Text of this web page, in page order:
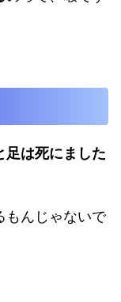
足は死にました
もんじゃないで